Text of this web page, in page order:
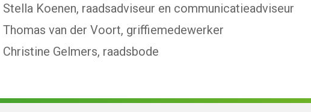
Stella Koenen, raadsadviseur en communicatieadviseur
Thomas van der Voort, griffiemedewerker
Christine Gelmers, raadsbode